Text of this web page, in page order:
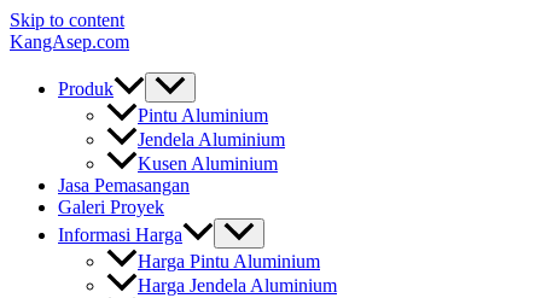
Skip to content
KangAsep.com
Produk
Pintu Aluminium
Jendela Aluminium
Kusen Aluminium
Jasa Pemasangan
Galeri Proyek
Informasi Harga
Harga Pintu Aluminium
Harga Jendela Aluminium